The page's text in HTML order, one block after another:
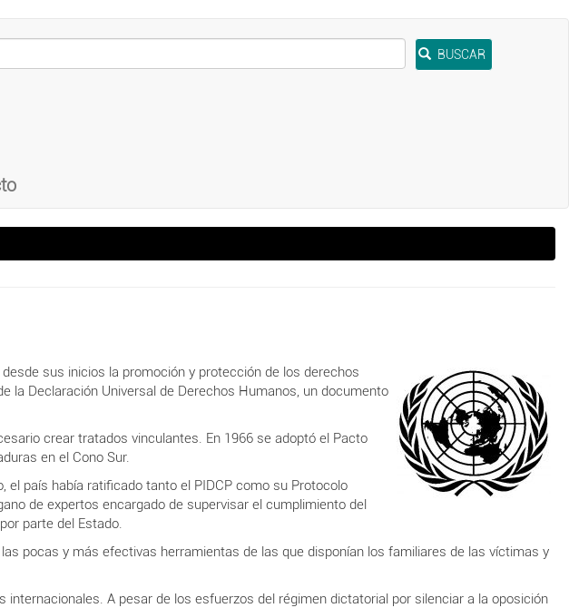
BUSCAR
sus inicios la promoción y protección de los derechos
la Declaración Universal de Derechos Humanos, un documento
crear tratados vinculantes. En 1966 se adoptó el Pacto
en el Cono Sur.
el país había ratificado tanto el PIDCP como su Protocolo
de expertos encargado de supervisar el cumplimiento del
parte del Estado.
pocas y más efectivas herramientas de las que disponían los familiares de las víctimas y
A pesar de los esfuerzos del régimen dictatorial por silenciar a la oposición